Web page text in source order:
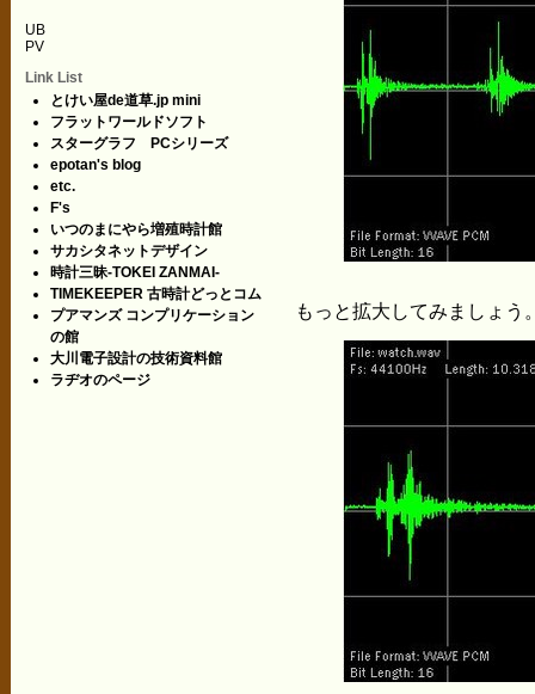
UB
PV
Link List
とけい屋de道草.jp mini
フラットワールドソフト
スターグラフ PCシリーズ
epotan's blog
etc.
F's
いつのまにやら増殖時計館
サカシタネットデザイン
時計三昧-TOKEI ZANMAI-
TIMEKEEPER 古時計どっとコム
プアマンズ コンプリケーション
の館
大川電子設計の技術資料館
ラヂオのページ
もっと拡大してみましょう